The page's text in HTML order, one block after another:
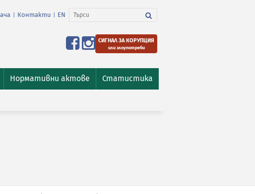
Контакти EN
СИГНАЛ ЗА КОРУПЦИЯ
или злоупотреби
Нормативни актове Статистика